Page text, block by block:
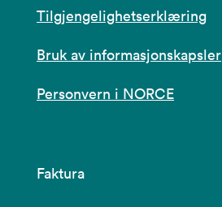
Tilgjengelighetserklæring
Bruk av informasjonskapsler
Personvern i NORCE
Faktura